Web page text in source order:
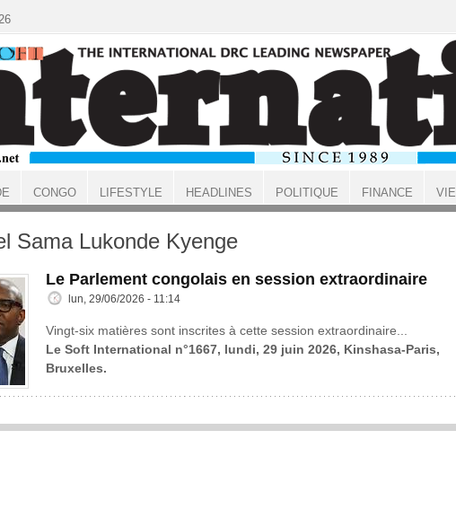
Sama Lukonde Kyenge
Le Parlement congolais en session extraordinaire
lun, 29/06/2026 - 11:14
Vingt-six matières sont inscrites à cette session extraordinaire...
Le Soft International n°1667, lundi, 29 juin 2026, Kinshasa-Paris,
Bruxelles.
CONGO LIFESTYLE HEADLINES POLITIQUE FINANCE VIE